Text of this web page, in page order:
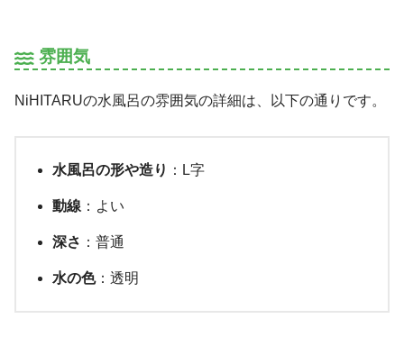
雰囲気
NiHITARUの水風呂の雰囲気の詳細は、以下の通りです。
水風呂の形や造り ：L字
動線 ：よい
深さ ：普通
水の色：透明